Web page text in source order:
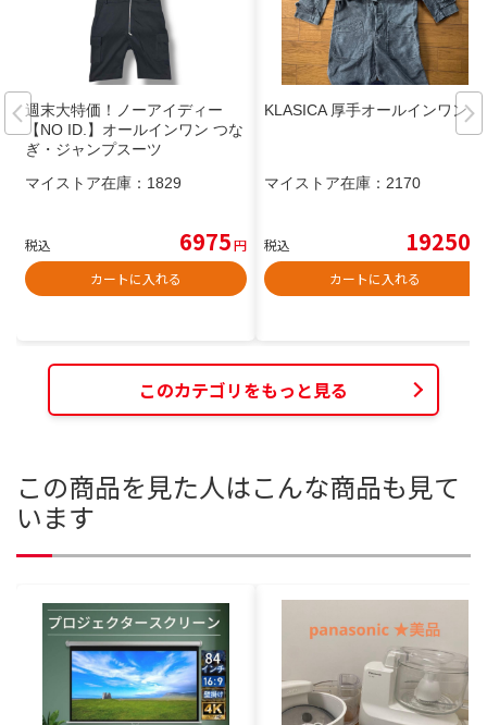
週末大特価！ノーアイディー
【NO ID.】オールインワン つな
ぎ・ジャンプスーツ
マイストア在庫： 1829
税込 6975円
カートに入れる
KLASICA 厚手オールインワン
マイストア在庫： 2170
税込 19250
カートに入れる
このカテゴリをもっと見る
この商品を見た人はこんな商品も見て
います